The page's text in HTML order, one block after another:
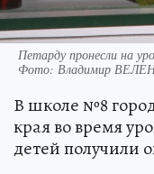
Петарду пронесли на
Фото: Владимир
В школе №8
края во время
детей получили